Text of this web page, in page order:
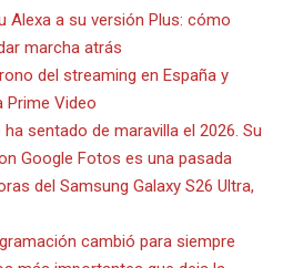
Alexa a su versión Plus: cómo
marcha atrás
del streaming en España y
Prime Video
sentado de maravilla el 2026. Su
Google Fotos es una pasada
del Samsung Galaxy S26 Ultra,
cambió para siempre